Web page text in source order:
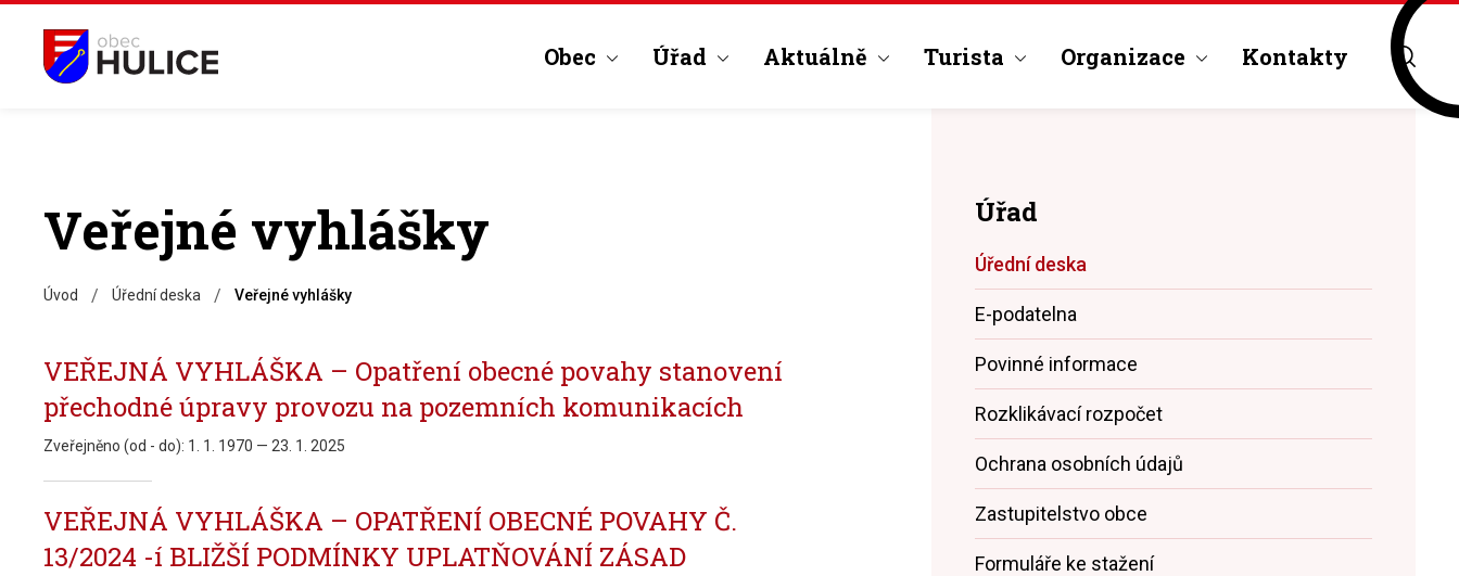
Obec Úřad Aktuálně Turista Organizace Kontakty
Veřejné vyhlášky
Úvod / Úřední deska / Veřejné vyhlášky
VEŘEJNÁ VYHLÁŠKA – Opatření obecné povahy stanovení
přechodné úpravy provozu na pozemních komunikacích
Zveřejněno (od - do): 1. 1. 1970 — 23. 1. 2025
VEŘEJNÁ VYHLÁŠKA – OPATŘENÍ OBECNÉ POVAHY Č.
13/2024 -í BLIŽŠÍ PODMÍNKY UPLATŇOVÁNÍ ZÁSAD
Úřad
Úřední deska
E-podatelna
Povinné informace
Rozklikávací rozpočet
Ochrana osobních údajů
Zastupitelstvo obce
Formuláře ke stažení